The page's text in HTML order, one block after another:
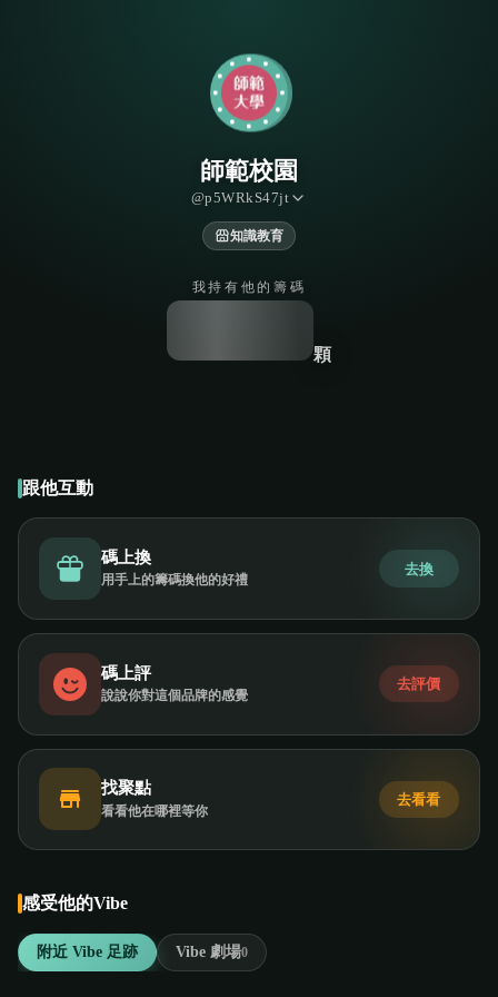
師範校園
@p5WRkS47jt
知識教育
我持有他的籌碼
顆
跟他互動
碼上換
用手上的籌碼換他的好禮
去換
碼上評
說說你對這個品牌的感覺
去評價
找聚點
看看他在哪裡等你
去看看
感受他的Vibe
附近 Vibe 足跡 Vibe 劇場0